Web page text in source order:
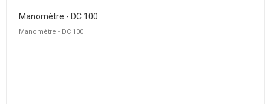
Manomètre - DC 100
Manomètre - DC 100